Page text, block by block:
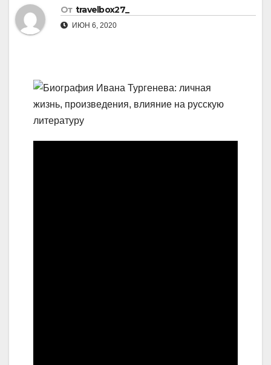
От travelbox27_
ИЮН 6, 2020